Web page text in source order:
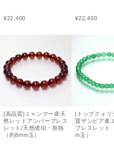
¥22,400
[高品質]ミャンマー産天
然レッドアンバーブレス
レット/天然琥珀・加熱
（約8mm玉）
¥22,400
[トップクォリ
質ザンビア産
ブレスレット
m玉）